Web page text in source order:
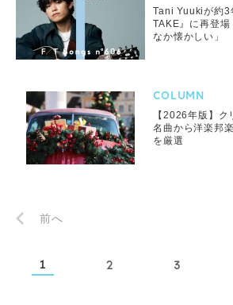
Tani Yuukiが約3
TAKE』に再登
なか懐かしい」
COLUMN
【2026年版】ク
名曲から洋楽邦
を厳選
前へ
1 2 3